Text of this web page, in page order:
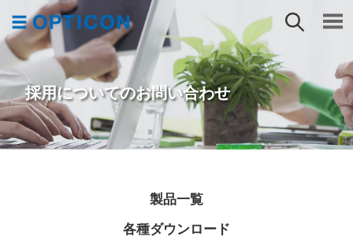
採用についてのお問い合わせ
採用についてのお問い合わせ
製品一覧
各種ダウンロード